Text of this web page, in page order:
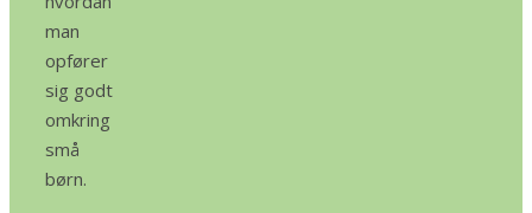
man
opfører
sig godt
omkring
små
børn.